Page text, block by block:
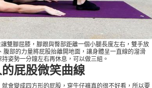
雙腳屈膝，腳跟與臀部距離一個小腿長度左右，雙手放
腹部的力量將屁股抬離開地面，讓身體呈一直線的溜滑
姿勢一分鐘左右再休息，可以做三組。
屁股微笑曲線
會變成四方形的屁股，穿牛仔褲真的很不好看，所以要